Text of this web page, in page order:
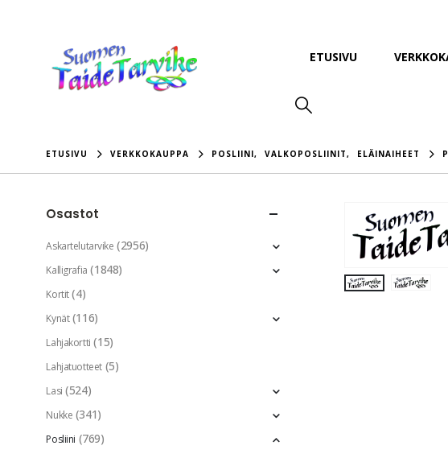
ETUSIVU
ETUSIVU VERKKOKAUPPA POSLIINI, VALKOPOSLIINIT, ELÄINAIHEET
Osastot
Askartelutarvike (2956)
Kalligrafia (1848)
Kortit (4)
Kynät (116)
Lahjakortti (15)
Lahjatuotteet (5)
Lasi (524)
Nukke (341)
Posliini (769)